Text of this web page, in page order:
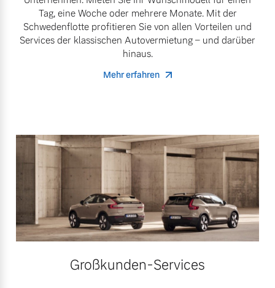
Tag, eine Woche oder mehrere Monate. Mit der
Schwedenflotte profitieren Sie von allen Vorteilen und
Services der klassischen Autovermietung – und darüber
hinaus.
Mehr erfahren
Großkunden-Services